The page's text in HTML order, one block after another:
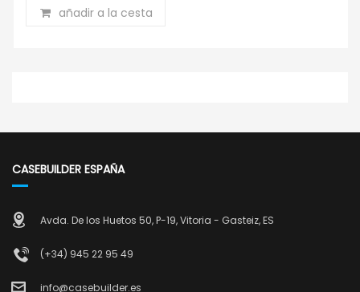
añadir a la cesta
CASEBUILDER ESPAÑA
Avda. De los Huetos 50, P-19, Vitoria - Gasteiz, ES
(+34) 945 22 95 49
info@casebuilder.es